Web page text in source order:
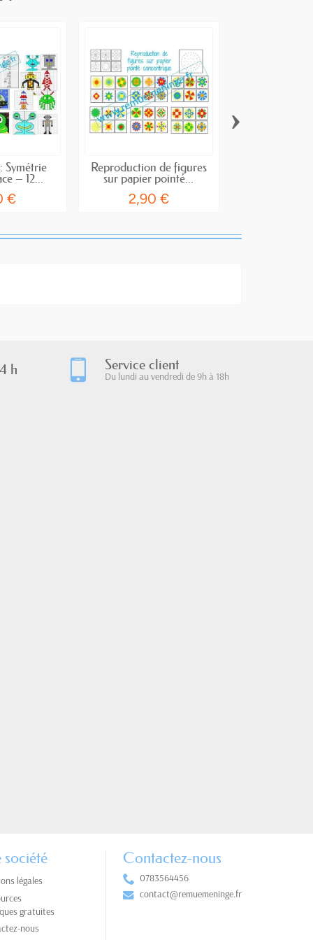
Symétrie
– 12...
€
Reproduction de figures
sur papier pointé...
2,90 €
›
h Service client
Du lundi au vendredi de 9h à 18h
légales
gratuites
nous
Contactez-nous
0783564456
contact@remuemeninge.fr